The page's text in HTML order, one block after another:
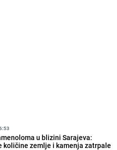
u blizini Sarajeva:
količine zemlje i kamenja zatrpale